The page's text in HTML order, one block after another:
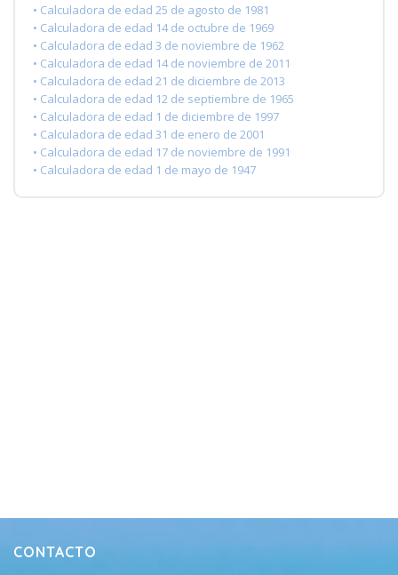
• Calculadora de edad 25 de agosto de 1981
• Calculadora de edad 14 de octubre de 1969
• Calculadora de edad 3 de noviembre de 1962
• Calculadora de edad 14 de noviembre de 2011
• Calculadora de edad 21 de diciembre de 2013
• Calculadora de edad 12 de septiembre de 1965
• Calculadora de edad 1 de diciembre de 1997
• Calculadora de edad 31 de enero de 2001
• Calculadora de edad 17 de noviembre de 1991
• Calculadora de edad 1 de mayo de 1947
CONTACTO